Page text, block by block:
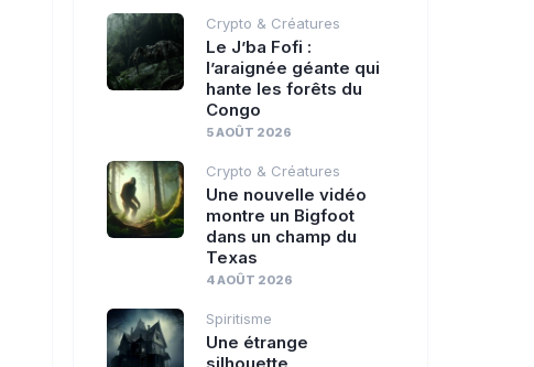
Crypto & Créatures
Le J’ba Fofi :
l’araignée géante qui
hante les forêts du
Congo
5 AOÛT 2026
Crypto & Créatures
Une nouvelle vidéo
montre un Bigfoot
dans un champ du
Texas
4 AOÛT 2026
Spiritisme
Une étrange